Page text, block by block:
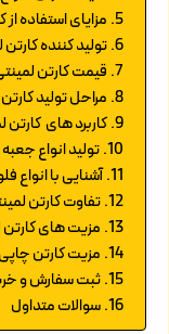
مزایای استفاده از
تولید کننده
قیمت کارتن
مراحل تولید
کاربرد های کارتن
تولید انواع
آشنایی با انواع
تفاوت کارتن
مزیت های
مزیت کارتن
ثبت سفارش و
سوالات متداول